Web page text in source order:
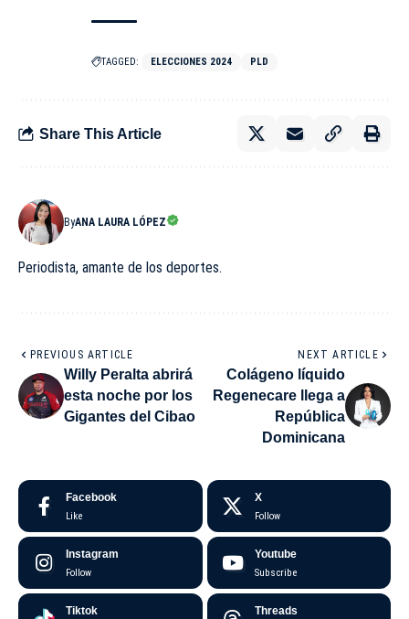
TAGGED: ELECCIONES 2024 PLD
Share This Article
ByANA LAURA LÓPEZ
Periodista, amante de los deportes.
PREVIOUS ARTICLE
Willy Peralta abrirá
esta noche por los
Gigantes del Cibao
NEXT ARTICLE
Colágeno líquido
Regenecare llega a
República
Dominicana
Facebook
Like
X
Follow
Instagram
Follow
Youtube
Subscribe
Tiktok Threads